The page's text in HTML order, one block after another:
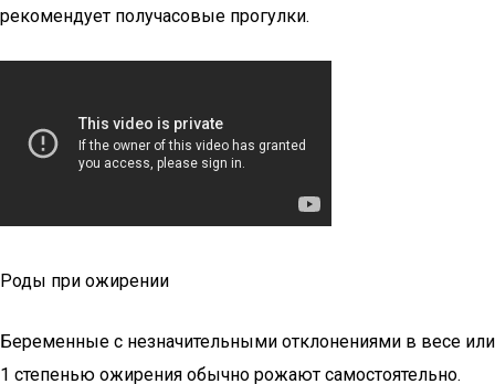
рекомендует получасовые прогулки.
Роды при ожирении
Беременные с незначительными отклонениями в весе или
1 степенью ожирения обычно рожают самостоятельно.